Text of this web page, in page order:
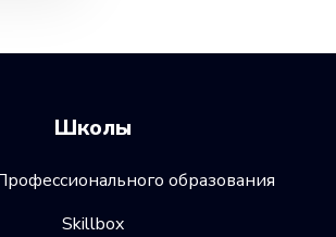
Школы
образования
Skillbox